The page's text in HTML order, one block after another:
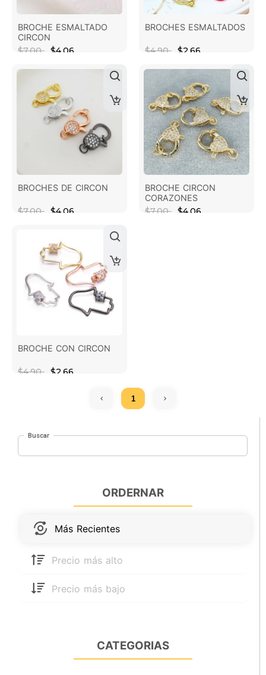
Buscar
ORDERNAR
Más Recientes
Precio más alto
Precio más bajo
CATEGORIAS
BROCHE ESMALTADO
CIRCON
$7.00 $4.06
BROCHES ESMALTADOS
$4.90 $2.66
BROCHES DE CIRCON
$7.00 $4.06
BROCHE CIRCON
CORAZONES
$7.00 $4.06
BROCHE CON CIRCON
$4.90 $2.66
1